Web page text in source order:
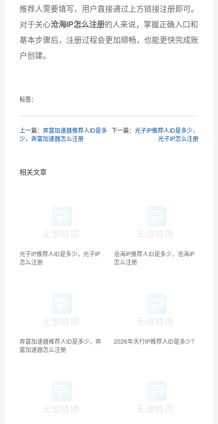
推荐人需要填写，用户直接通过上方链接注册即可。
对于关心沧海IP怎么注册的人来说，掌握正确入口和
基本步骤后，注册过程会更加顺畅，也能更快完成账
户创建。
标签：
上一篇： 奔富加速器推荐人ID是多
少，奔富加速器怎么注册
下一篇： 光子IP推荐人ID是多少，
光子IP怎么注册
相关文章
光子IP推荐人ID是多少，光子IP
怎么注册
沧海IP推荐人ID是多少，沧海IP
怎么注册
奔富加速器推荐人ID是多少，奔
富加速器怎么注册
2026年天行IP推荐人ID是多少？